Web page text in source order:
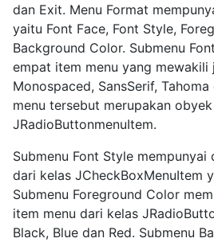
dan Exit. Menu Format
yaitu Font Face, Font Style,
Background Color. Submenu
empat item menu yang mewakili
Monospaced, SansSerif,
menu tersebut merupakan
JRadioButtonmenuItem.
Submenu Font Style
dari kelas JCheckBoxMenuItem
Submenu Foreground Color
item menu dari kelas
Black, Blue dan Red. Submenu